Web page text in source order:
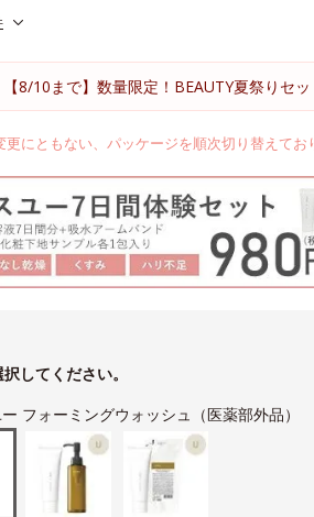
【8/10まで】数量限定！BEAUTY夏祭りセ
にともない、パッケージを順次切り替えてお
してください。
フォーミングウォッシュ（医薬部外品）